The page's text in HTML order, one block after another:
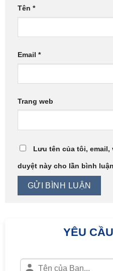
Tên *
Email *
Trang web
Lưu tên của tôi,
duyệt này cho lần bình
YÊU